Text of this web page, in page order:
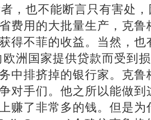
，也不能断言只有害处
费用的大批量生产，克
得不菲的收益。当然，
欧洲国家提供贷款而受到
中排挤掉的银行家。克
对手们。他之所以能做
赚了非常多的钱。但是